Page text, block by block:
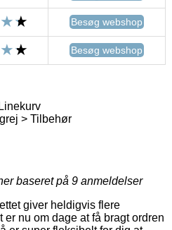
Besøg webshop
Besøg webshop
> Tilbehør
baseret på 9 anmeldelser
giver heldigvis flere
er nu om dage at få bragt ordren